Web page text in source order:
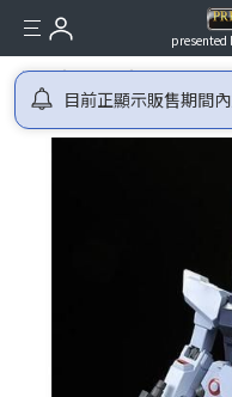
presented
目前正顯示販售期間
首頁 鋼彈 CCA-MSV (